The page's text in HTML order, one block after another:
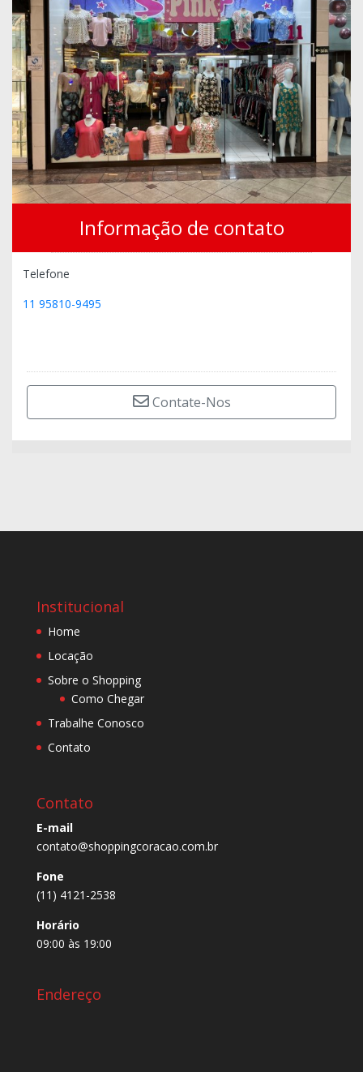
Informação de contato
Telefone
11 95810-9495
Contate-Nos
Institucional
Home
Locação
Sobre o Shopping
Como Chegar
Trabalhe Conosco
Contato
Contato
E-mail
contato@shoppingcoracao.com.br
Fone
(11) 4121-2538
Horário
09:00 às 19:00
Endereço